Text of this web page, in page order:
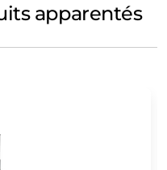
apparentés